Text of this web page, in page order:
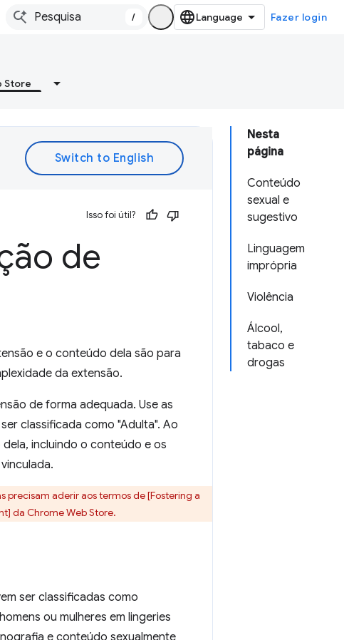
/ Fazer login
Store
Nesta
página
Conteúdo
sexual e
sugestivo
Linguagem
imprópria
Violência
Álcool,
tabaco e
drogas
Isso foi útil?
de
e o conteúdo dela são para
da extensão.
de forma adequada. Use as
classificada como "Adulta". Ao
incluindo o conteúdo e os
aderir aos termos de [Fostering a
da Chrome Web Store.
ser classificadas como
ou mulheres em lingeries
e conteúdo sexualmente